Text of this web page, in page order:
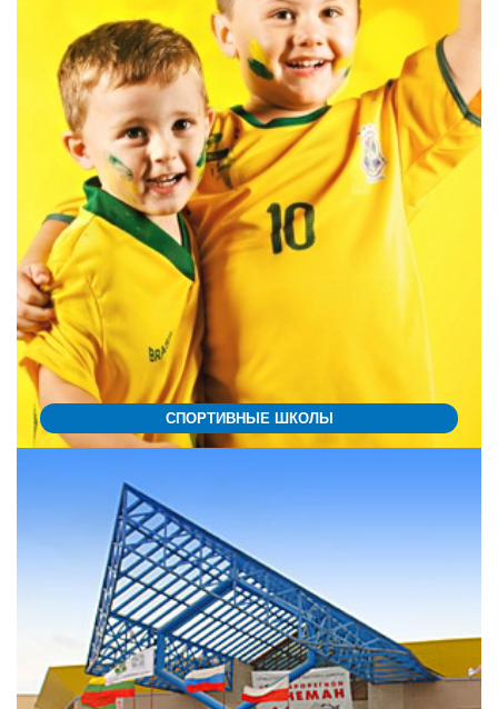
СПОРТИВНЫЕ ШКОЛЫ